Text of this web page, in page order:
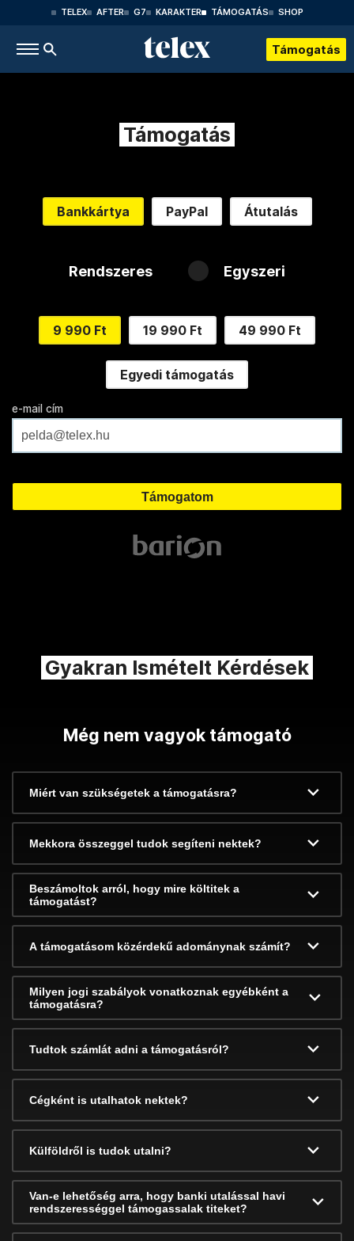
TELEX AFTER G7 KARAKTER TÁMOGATÁS SHOP
Támogatás
Támogatás
Bankkártya PayPal Átutalás
Rendszeres Egyszeri
9 990 Ft 19 990 Ft 49 990 Ft
Egyedi támogatás
e-mail cím
Gyakran Ismételt Kérdések
Még nem vagyok támogató
Miért van szükségetek a támogatásra?
Mekkora összeggel tudok segíteni nektek?
Beszámoltok arról, hogy mire költitek a
támogatást?
A támogatásom közérdekű adománynak számít?
Milyen jogi szabályok vonatkoznak egyébként a
támogatásra?
Tudtok számlát adni a támogatásról?
Cégként is utalhatok nektek?
Külföldről is tudok utalni?
Van-e lehetőség arra, hogy banki utalással havi
rendszerességgel támogassalak titeket?